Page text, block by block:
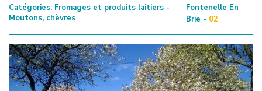
Catégories: Fromages et produits laitiers -
Moutons, chèvres
Fontenelle En
Brie - 02